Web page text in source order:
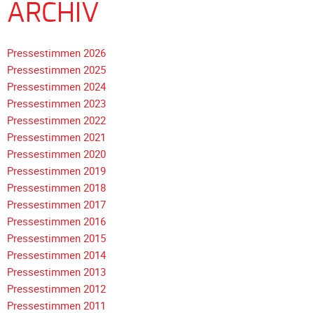
Kompatibilität
-
mit
in
Absenkung
Streckensicherung
Meldeformular
Flex.
Kurvenleittafel
Galerien
Galerie
2026
Galerie
2025
ARCHIV
Pressestimmen 2026
Pressestimmen 2025
Pressestimmen 2024
Pressestimmen 2023
Pressestimmen 2022
Pressestimmen 2021
Pressestimmen 2020
Pressestimmen 2019
Pressestimmen 2018
Navigation
überspringen
Pressestimmen 2017
Pressestimmen 2016
Pressestimmen 2015
Pressestimmen 2014
Pressestimmen 2013
Pressestimmen 2012
Pressestimmen 2011